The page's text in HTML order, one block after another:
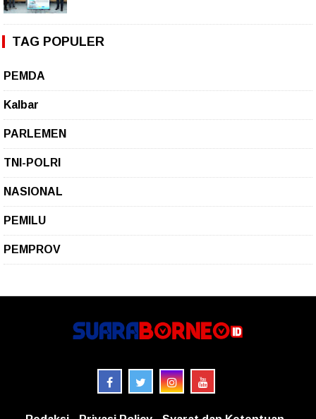
TAG POPULER
PEMDA
Kalbar
PARLEMEN
TNI-POLRI
NASIONAL
PEMILU
PEMPROV